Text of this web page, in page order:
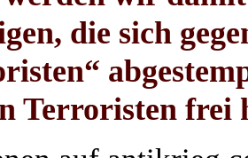
die sich
Terroristen frei